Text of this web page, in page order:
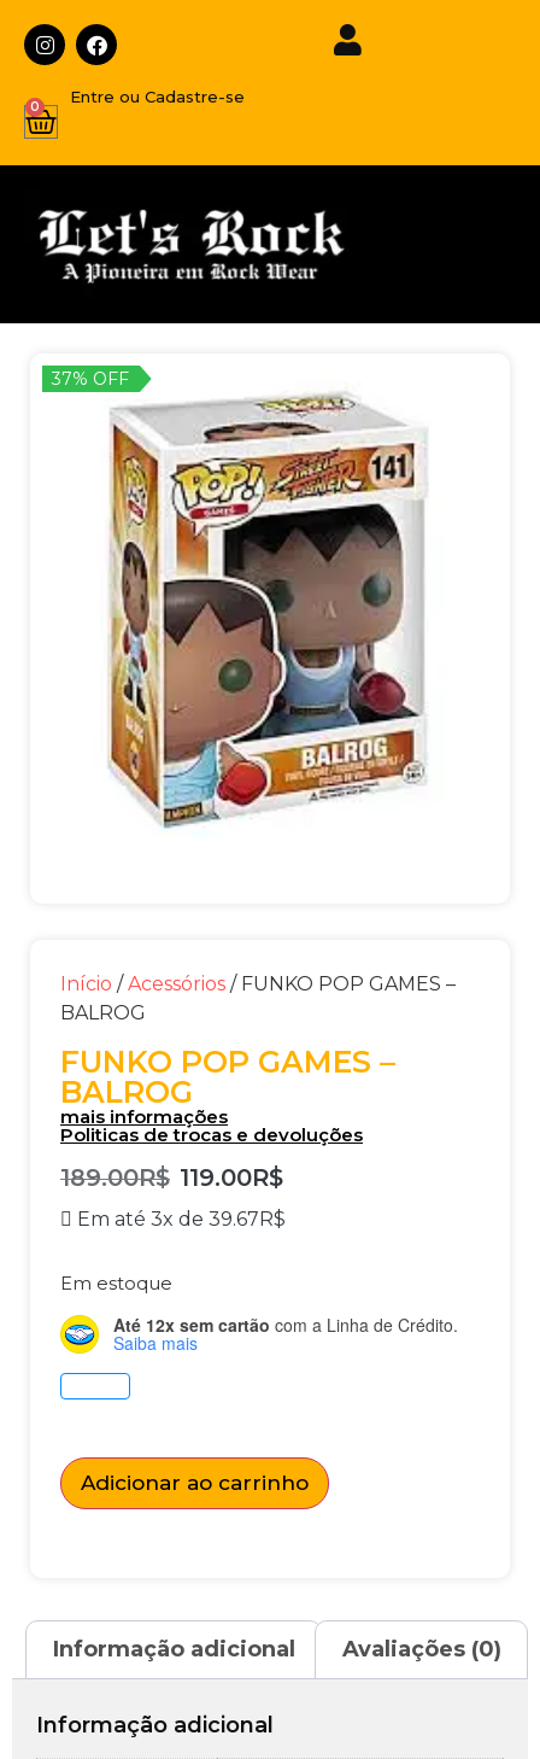
Entre ou Cadastre-se
0
37% OFF
Início /Acessórios / FUNKO POP GAMES –
BALROG
FUNKO POP GAMES –
BALROG
mais informações
Politicas de trocas e devoluções
189.00R$ 119.00R$
Em até 3x de 39.67R$
Em estoque
Até 12x sem cartão com a Linha de Crédito.
Saiba mais
Adicionar ao carrinho
Informação adicional Avaliações (0)
Informação adicional